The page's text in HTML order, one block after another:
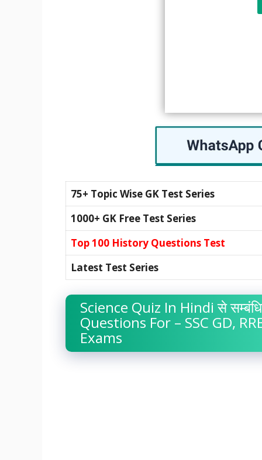
75+ Topic Wise GK Test Series
1000+ GK Free Test Series
Top 100 History Questions Test
Latest Test Series
Science Quiz In Hindi से
Questions For – SSC GD,
Exams